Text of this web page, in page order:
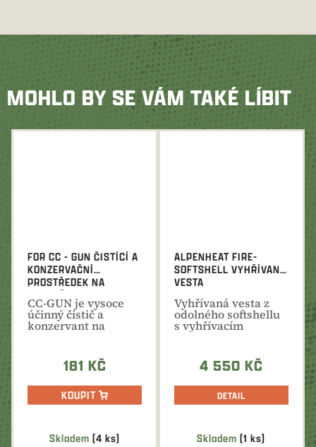
MOHLO BY SE VÁM TAKÉ LÍBIT
Skladem(4 ks)
FOR CC - GUN ČISTÍCÍ A
KONZERVAČNÍ
PROSTŘEDEK NA
ZBRANĚ 250 ML
CC-GUN je vysoce
účinný čistič a
konzervant na
181 KČ
KOUPIT
Skladem(1 ks)
ALPENHEAT FIRE-
SOFTSHELL VYHŘÍVANÁ
VESTA
Vyhřívaná vesta z
odolného softshellu
s vyhřívacím
systémem v oblasti
4 550 KČ
DETAIL